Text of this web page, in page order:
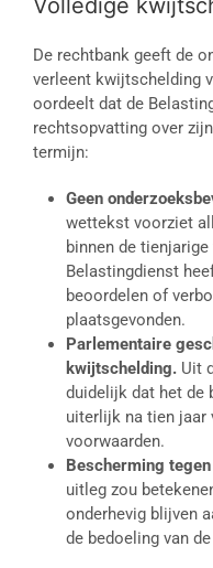
Volledige
De rechtbank geeft de
verleent kwijtschelding
oordeelt dat de
rechtsopvatting over
termijn:
Geen
wettekst voorziet
binnen de
Belastingdienst
beoordelen of
plaatsgevonden.
Parlementaire
kwijtschelding. Uit
duidelijk dat het de
uiterlijk na tien jaar
voorwaarden.
Bescherming
uitleg zou
onderhevig blijven
de bedoeling van